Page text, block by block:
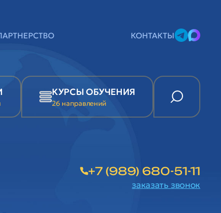
КОНТАКТЫ
КУРСЫ ОБУЧЕНИЯ
26 направлений
+7 (989) 680-51-11
заказать звонок